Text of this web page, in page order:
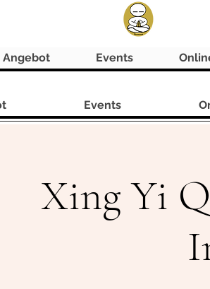
Angebot Events
Xing Yi
Events